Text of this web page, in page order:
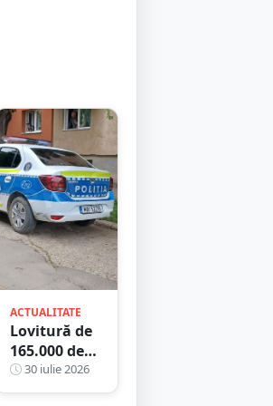
ACTUALITATE
Lovitură de
165.000 de
euro în
municipiul
30 iulie 2026